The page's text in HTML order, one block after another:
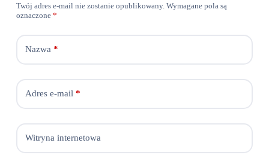
Twój adres e-mail nie zostanie opublikowany. Wymagane pola są
oznaczone *
Nazwa*
Adres e-mail*
Witryna internetowa